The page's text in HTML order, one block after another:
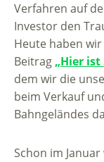
Verfahren auf
Investor den
Heute haben
Beitrag „Hier ist
dem wir die
beim Verkauf
Bahngeländes
Schon im